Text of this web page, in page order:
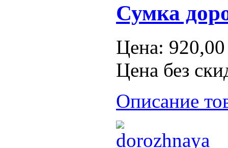
Сумка
Цена:
Цена без
Описание